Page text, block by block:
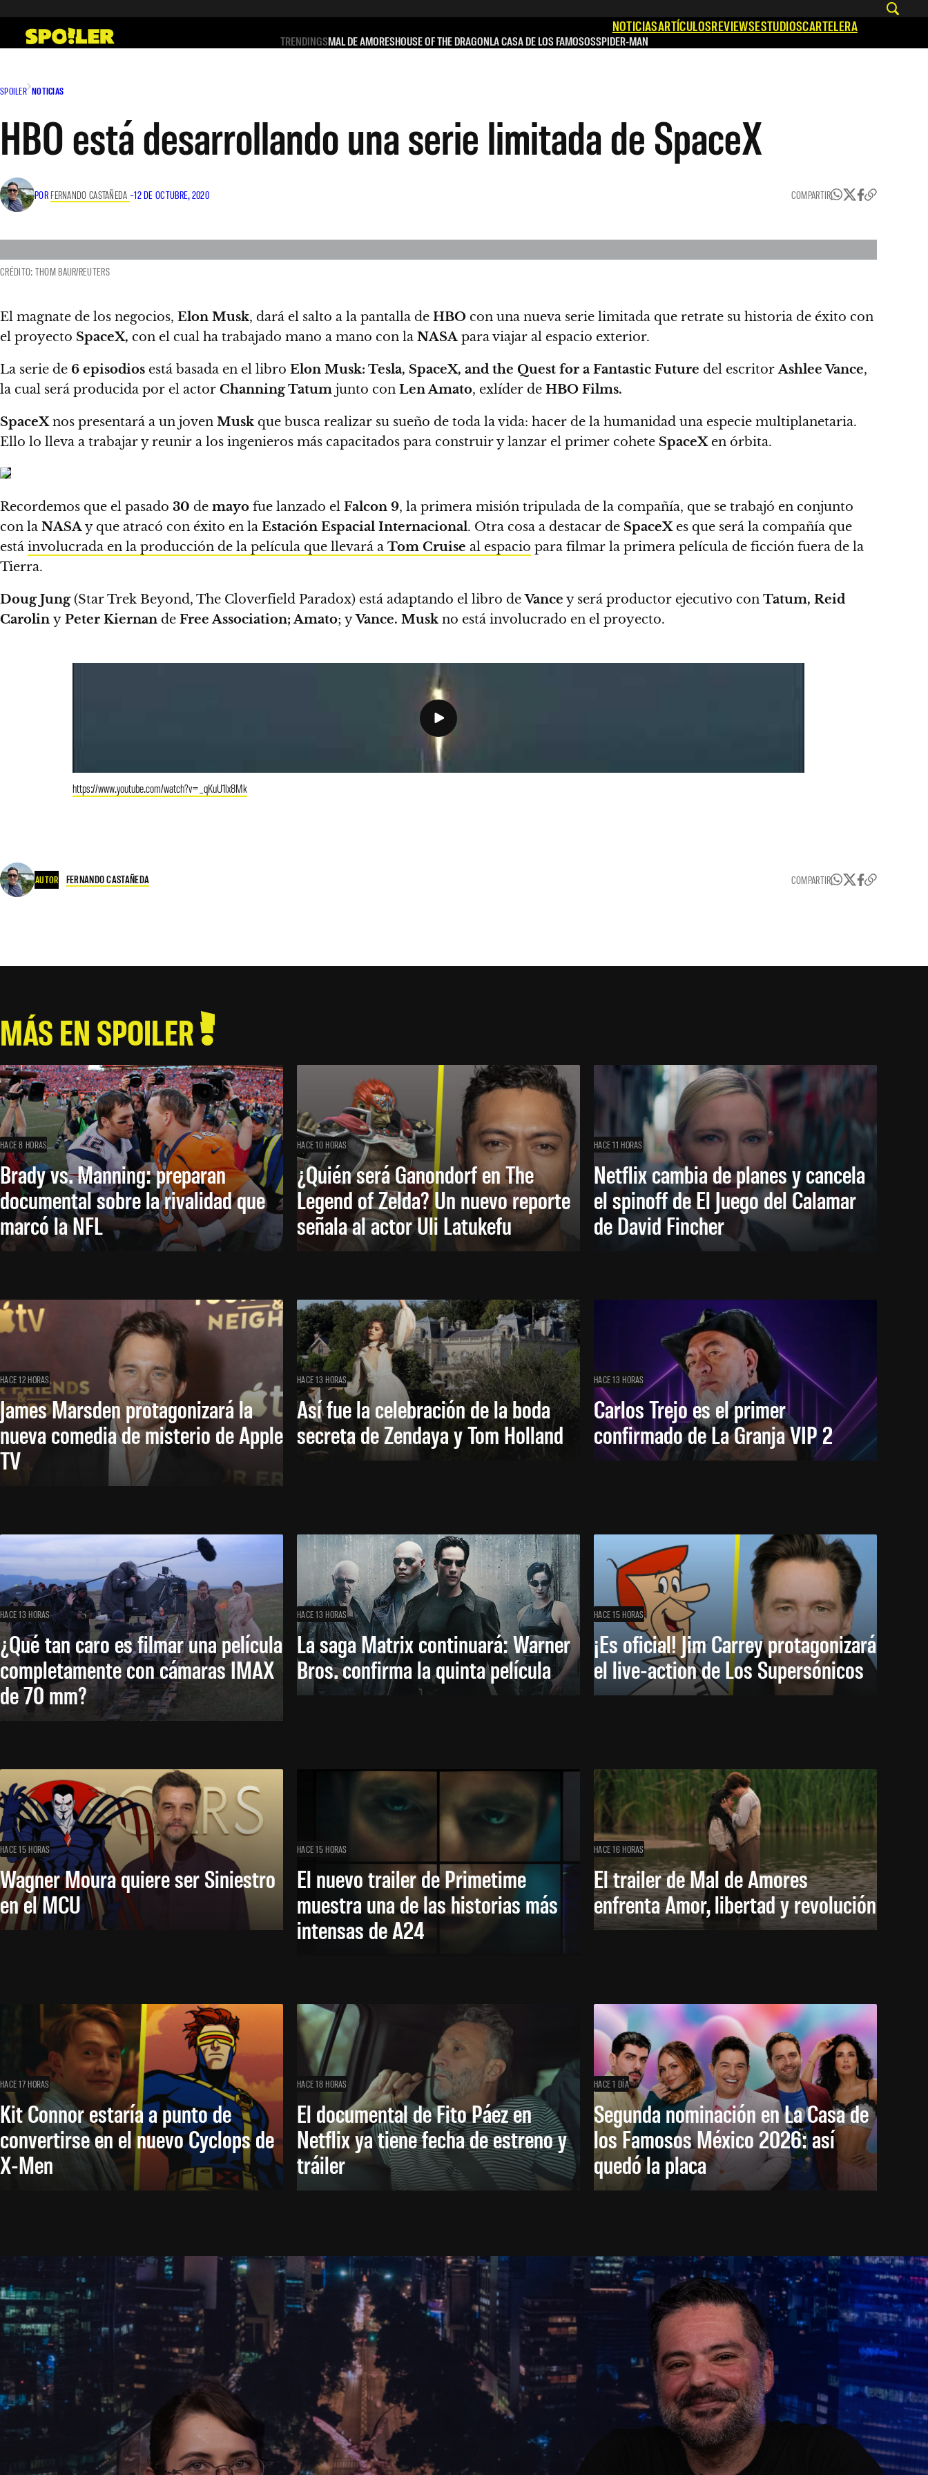
contenido
NOTICIASARTÍCULOSREVIEWSESTUDIOSCARTELERA
TRENDINGSMAL DE AMORESHOUSE OF THE DRAGONLA CASA DE LOS FAMOSOSSPIDER-MAN
SPOILER NOTICIAS
HBO está desarrollando una serie limitada de SpaceX
POR FERNANDO CASTAÑEDA –12 DE OCTUBRE, 2020 COMPARTIR
CRÉDITO: THOM BAUR/REUTERS
El magnate de los negocios, Elon Musk, dará el salto a la pantalla de HBO con una nueva serie limitada que retrate su historia de éxito con
el proyecto SpaceX, con el cual ha trabajado mano a mano con la NASA para viajar al espacio exterior.
La serie de 6 episodios está basada en el libro Elon Musk: Tesla, SpaceX, and the Quest for a Fantastic Future del escritorAshlee Vance,
la cual será producida por el actor Channing Tatum junto con Len Amato, exlíder de HBO Films.
SpaceXnos presentará a un joven Musk que busca realizar su sueño de toda la vida: hacer de la humanidad una especie multiplanetaria.
Ello lo lleva a trabajar y reunir a los ingenieros más capacitados para construir y lanzar el primer cohete SpaceXen órbita.
Recordemos que el pasado 30 de mayo fue lanzado el Falcon 9, la primera misión tripulada de la compañía, que se trabajó en conjunto
con la NASAy que atracó con éxito en la Estación Espacial Internacional. Otra cosa a destacar de SpaceXes que será la compañía que
está involucrada en la producción de la película que llevará a Tom Cruise al espacio para filmar la primera película de ficción fuera de la
Tierra.
Doug Jung(Star Trek Beyond, The Cloverfield Paradox) está adaptando el libro deVance y será productor ejecutivo con Tatum, Reid
Carolin y Peter Kiernan de Free Association; Amato; yVance. Musk no está involucrado en el proyecto.
https://www.youtube.com/watch?v=_qKuU1lx8Mk
AUTOR FERNANDO CASTAÑEDA COMPARTIR
MÁS EN SPOILER
HACE 8 HORAS
Brady vs. Manning: preparan
documental sobre la rivalidad que
marcó la NFL
HACE 10 HORAS
¿Quién será Ganondorf en The
Legend of Zelda? Un nuevo reporte
señala al actor Uli Latukefu
HACE 11 HORAS
Netflix cambia de planes y cancela
el spinoff de El Juego del Calamar
de David Fincher
HACE 12 HORAS
James Marsden protagonizará la
nueva comedia de misterio de Apple
TV
HACE 13 HORAS
Así fue la celebración de la boda
secreta de Zendaya y Tom Holland
HACE 13 HORAS
Carlos Trejo es el primer
confirmado de La Granja VIP 2
HACE 13 HORAS
¿Qué tan caro es filmar una película
completamente con cámaras IMAX
de 70 mm?
HACE 13 HORAS
La saga Matrix continuará: Warner
Bros. confirma la quinta película
HACE 15 HORAS
¡Es oficial! Jim Carrey protagonizará
el live-action de Los Supersónicos
HACE 15 HORAS
Wagner Moura quiere ser Siniestro
en el MCU
HACE 15 HORAS
El nuevo trailer de Primetime
muestra una de las historias más
intensas de A24
HACE 16 HORAS
El trailer de Mal de Amores
enfrenta Amor, libertad y revolución
HACE 17 HORAS
Kit Connor estaría a punto de
convertirse en el nuevo Cyclops de
X-Men
HACE 18 HORAS
El documental de Fito Páez en
Netflix ya tiene fecha de estreno y
tráiler
HACE 1 DÍA
Segunda nominación en La Casa de
los Famosos México 2026: así
quedó la placa